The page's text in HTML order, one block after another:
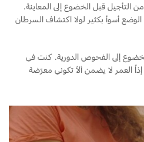
التأجيل قبل الخضوع إلى المعاينة.
الوضع أسوأ بكثير لولا اكتشاف السرطان
إلى الفحوص الدورية. كنت في
العمر لا يضمن ألاّ تكوني معرّضة